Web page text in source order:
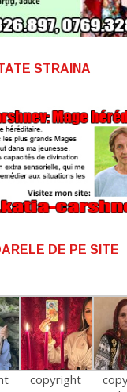
STRAINA
DE PE SITE
copyright